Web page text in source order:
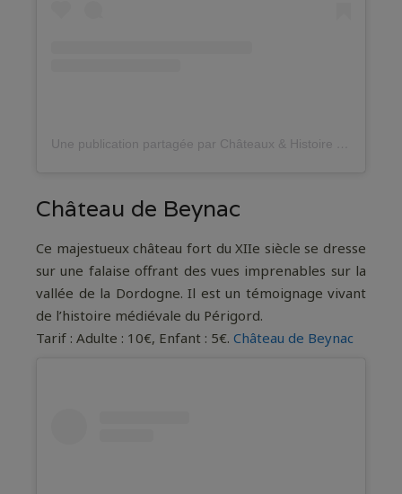
Château de Beynac
Ce majestueux château fort du XIIe siècle se dresse
sur une falaise offrant des vues imprenables sur la
vallée de la Dordogne. Il est un témoignage vivant
de l’histoire médiévale du Périgord.
Tarif : Adulte : 10€, Enfant : 5€. Château de Beynac